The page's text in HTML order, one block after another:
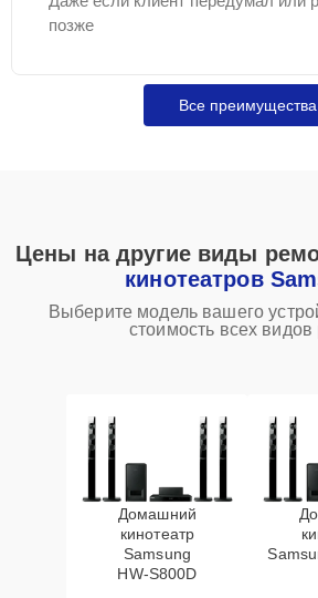
позже
Все преимущества
Цены на другие виды
кинотеатров
Выберите модель вашего
стоимость всех видов
Домашний
кинотеатр
Samsung
HW‑S800D